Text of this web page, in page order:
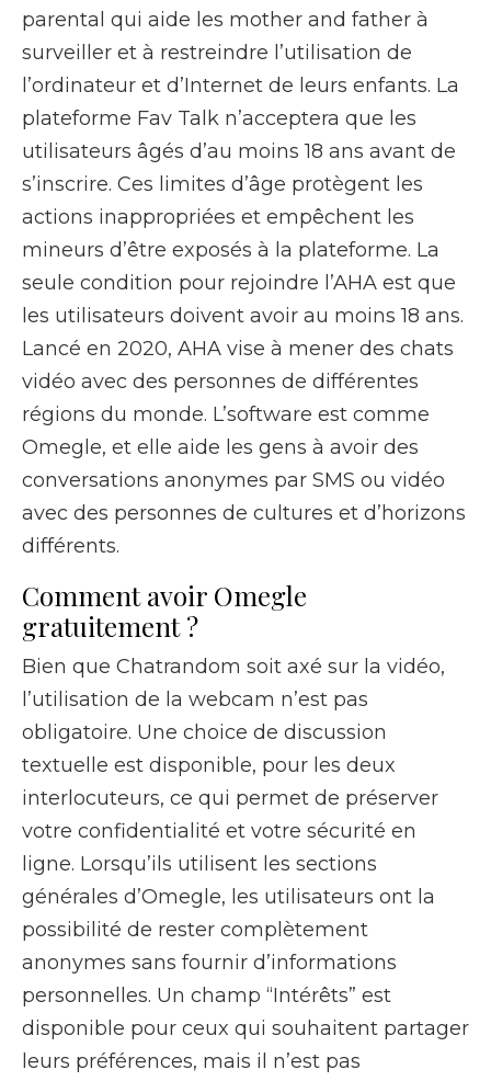
parental qui aide les mother and father à
surveiller et à restreindre l’utilisation de
l’ordinateur et d’Internet de leurs enfants. La
plateforme Fav Talk n’acceptera que les
utilisateurs âgés d’au moins 18 ans avant de
s’inscrire. Ces limites d’âge protègent les
actions inappropriées et empêchent les
mineurs d’être exposés à la plateforme. La
seule condition pour rejoindre l’AHA est que
les utilisateurs doivent avoir au moins 18 ans.
Lancé en 2020, AHA vise à mener des chats
vidéo avec des personnes de différentes
régions du monde. L’software est comme
Omegle, et elle aide les gens à avoir des
conversations anonymes par SMS ou vidéo
avec des personnes de cultures et d’horizons
différents.
Comment avoir Omegle
gratuitement ?
Bien que Chatrandom soit axé sur la vidéo,
l’utilisation de la webcam n’est pas
obligatoire. Une choice de discussion
textuelle est disponible, pour les deux
interlocuteurs, ce qui permet de préserver
votre confidentialité et votre sécurité en
ligne. Lorsqu’ils utilisent les sections
générales d’Omegle, les utilisateurs ont la
possibilité de rester complètement
anonymes sans fournir d’informations
personnelles. Un champ “Intérêts” est
disponible pour ceux qui souhaitent partager
leurs préférences, mais il n’est pas